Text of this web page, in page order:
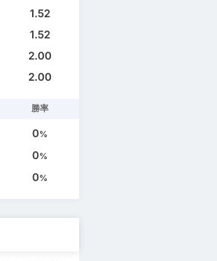
1.52
1.52
2.00
2.00
勝率
0%
0%
0%